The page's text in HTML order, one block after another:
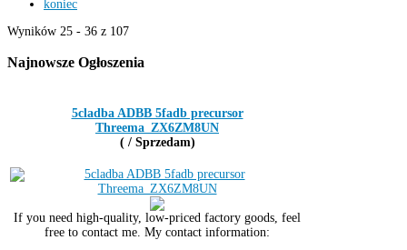
koniec
Wyników 25 - 36 z 107
Najnowsze Ogłoszenia
5cladba ADBB 5fadb precursor
Threema_ZX6ZM8UN
( / Sprzedam)
If you need high-quality, low-priced factory goods, feel
free to contact me. My contact information: